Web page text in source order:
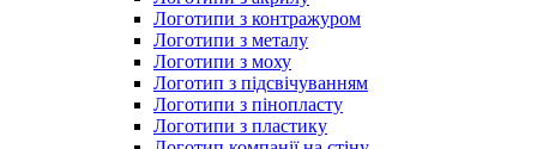
Логотипи з контражуром
Логотипи з металу
Логотипи з моху
Логотип з підсвічуванням
Логотипи з пінопласту
Логотипи з пластику